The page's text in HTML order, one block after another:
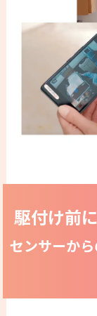
駆付け前
センサーか